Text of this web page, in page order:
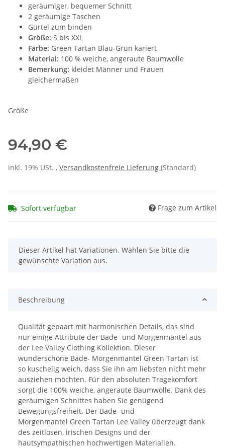
geräumiger, bequemer Schnitt
2 geräumige Taschen
Gürtel zum binden
Größe: S bis XXL
Farbe: Green Tartan Blau-Grün kariert
Material: 100 % weiche, angeraute Baumwolle
Bemerkung: kleidet Männer und Frauen
gleichermaßen
Größe
94,90 €
inkl. 19% USt. , Versandkostenfreie Lieferung (Standard)
Sofort verfügbar Frage zum Artikel
x
Dieser Artikel hat Variationen. Wählen Sie bitte die
gewünschte Variation aus.
Beschreibung
Qualität gepaart mit harmonischen Details, das sind
nur einige Attribute der Bade- und Morgenmäntel aus
der Lee Valley Clothing Kollektion. Dieser
wunderschöne Bade- Morgenmantel Green Tartan ist
so kuschelig weich, dass Sie ihn am liebsten nicht mehr
ausziehen möchten. Für den absoluten Tragekomfort
sorgt die 100% weiche, angeraute Baumwolle. Dank des
geräumigen Schnittes haben Sie genügend
Bewegungsfreiheit. Der Bade- und
Morgenmantel Green Tartan Lee Valley überzeugt dank
des zeitlosen, irischen Designs und der
hautsympathischen hochwertigen Materialien.